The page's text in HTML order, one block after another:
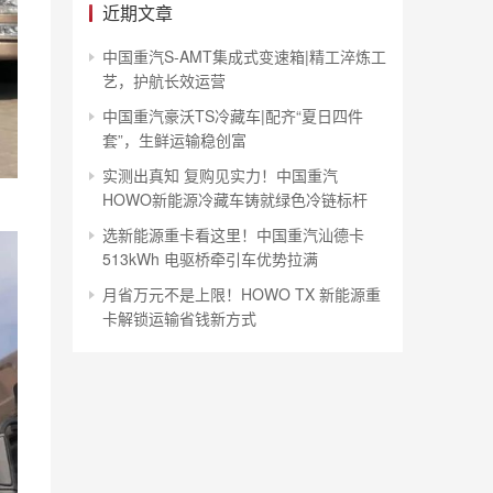
近期文章
中国重汽S-AMT集成式变速箱|精工淬炼工
艺，护航长效运营
中国重汽豪沃TS冷藏车|配齐“夏日四件
套”，生鲜运输稳创富
实测出真知 复购见实力！中国重汽
HOWO新能源冷藏车铸就绿色冷链标杆
选新能源重卡看这里！中国重汽汕德卡
513kWh 电驱桥牵引车优势拉满
月省万元不是上限！HOWO TX 新能源重
卡解锁运输省钱新方式